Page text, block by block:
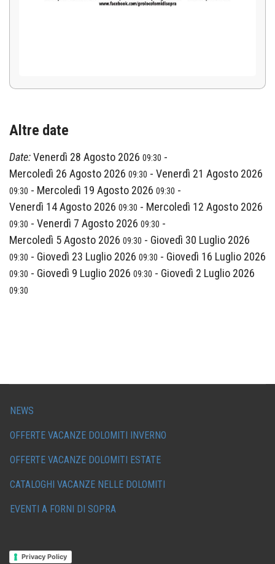
Altre date
Date:Venerdì 28 Agosto 2026 09:30 -
Mercoledì 26 Agosto 2026 09:30 - Venerdì 21 Agosto 2026
09:30 - Mercoledì 19 Agosto 2026 09:30 -
Venerdì 14 Agosto 2026 09:30 - Mercoledì 12 Agosto 2026
09:30 - Venerdì 7 Agosto 2026 09:30 -
Mercoledì 5 Agosto 2026 09:30 - Giovedì 30 Luglio 2026
09:30 - Giovedì 23 Luglio 2026 09:30 - Giovedì 16 Luglio 2026
09:30 - Giovedì 9 Luglio 2026 09:30 - Giovedì 2 Luglio 2026
09:30
NEWS
OFFERTE VACANZE DOLOMITI INVERNO
OFFERTE VACANZE DOLOMITI ESTATE
CATALOGHI VACANZE NELLE DOLOMITI
EVENTI A FORNI DI SOPRA
Privacy Policy